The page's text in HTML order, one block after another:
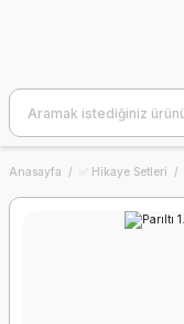
Anasayfa ✅ Hikaye Setleri